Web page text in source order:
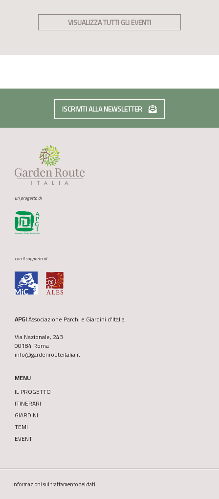
VISUALIZZA TUTTI GLI EVENTI
ISCRIVITI ALLA NEWSLETTER
un progetto di
con il supporto di
APGIAssociazione Parchi e Giardini d’Italia
Via Nazionale, 243
00184 Roma
info@gardenrouteitalia.it
MENU
IL PROGETTO
ITINERARI
GIARDINI
TEMI
EVENTI
Informazioni sul trattamento dei dati